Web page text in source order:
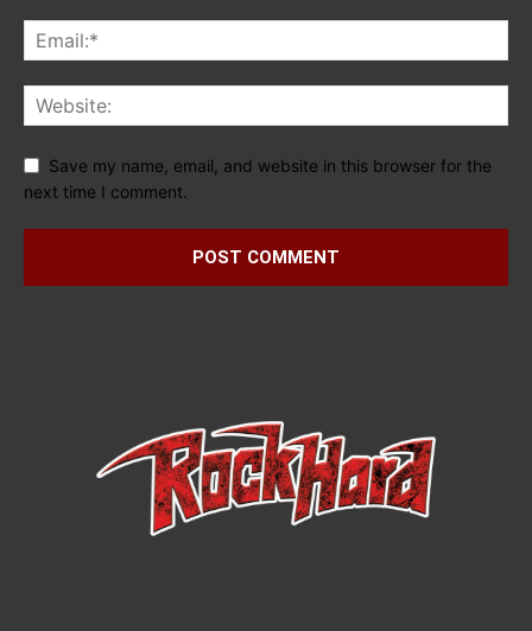
Save my name, email, and website in this browser for the
next time I comment.